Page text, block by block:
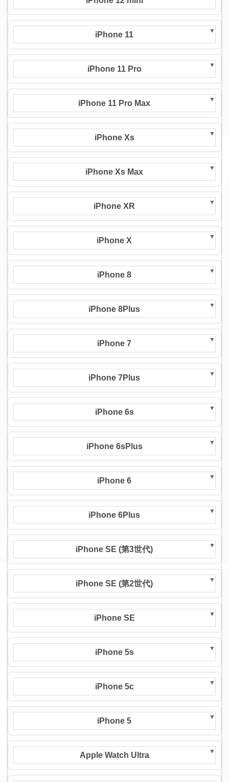
iPhone 11
iPhone 11 Pro
iPhone 11 Pro Max
iPhone Xs
iPhone Xs Max
iPhone XR
iPhone X
iPhone 8
iPhone 8Plus
iPhone 7
iPhone 7Plus
iPhone 6s
iPhone 6sPlus
iPhone 6
iPhone 6Plus
iPhone SE (第3世代)
iPhone SE (第2世代)
iPhone SE
iPhone 5s
iPhone 5c
iPhone 5
Apple Watch Ultra